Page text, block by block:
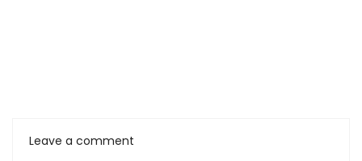
Leave a comment